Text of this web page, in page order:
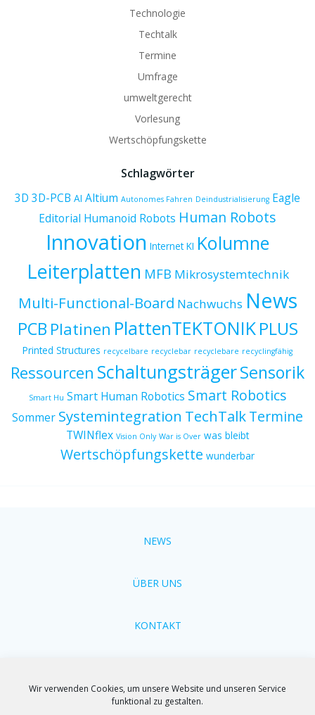
Wir verwenden Cookies, um unsere Website und unseren Service
funktional zu gestalten.
Technologie
Techtalk
Termine
Umfrage
umweltgerecht
Vorlesung
Wertschöpfungskette
Schlagwörter
3D 3D-PCB AI Altium Autonomes Fahren Deindustrialisierung Eagle
Editorial Humanoid Robots Human Robots
Innovation Internet KI Kolumne
Leiterplatten MFB Mikrosystemtechnik
Multi-Functional-Board Nachwuchs News
PCB Platinen PlattenTEKTONIK PLUS
Printed Structures recycelbare recyclebar recyclebare recyclingfähig
Ressourcen SchaltungsträgerSensorik
Smart Hu Smart Human Robotics Smart Robotics
Sommer Systemintegration TechTalkTermine
TWINflex Vision Only War is Over was bleibt
Wertschöpfungskette wunderbar
NEWS
ÜBER UNS
KONTAKT
Impressum